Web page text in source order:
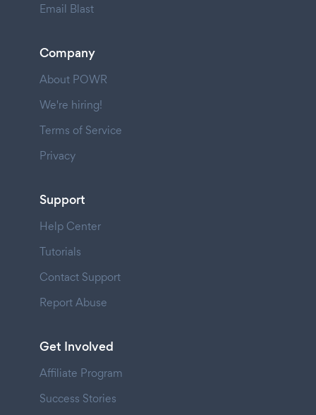
Email Blast
Company
About POWR
We're hiring!
Terms of Service
Privacy
Support
Help Center
Tutorials
Contact Support
Report Abuse
Get Involved
Affiliate Program
Success Stories